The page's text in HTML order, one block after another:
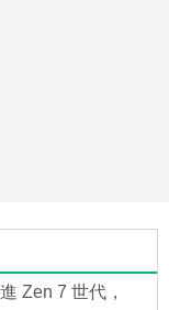
Zen 7 世代，